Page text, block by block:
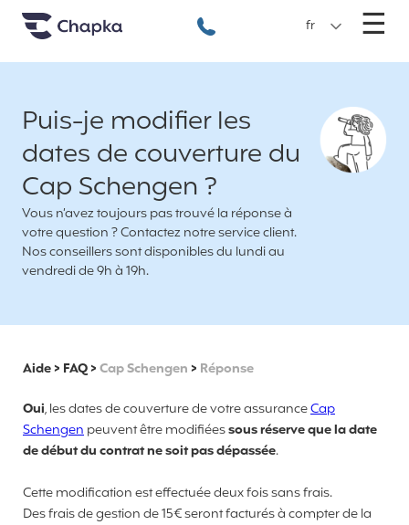
Chapka Assurances Voyages
+33 1 74 85 50 50
fr ☰
Puis-je modifier les
dates de couverture du
Cap Schengen ?
Vous n’avez toujours pas trouvé la réponse à
votre question ? Contactez notre service client.
Nos conseillers sont disponibles du lundi au
vendredi de 9h à 19h.
Aide> FAQ>Cap Schengen > Réponse
Oui, les dates de couverture de votre assuranceCap
Schengenpeuvent être modifiéessous réserve que la date
de début du contrat ne soit pas dépassée.
Cette modification est effectuée deux fois sans frais.
Des frais de gestion de 15€ seront facturés à compter de la